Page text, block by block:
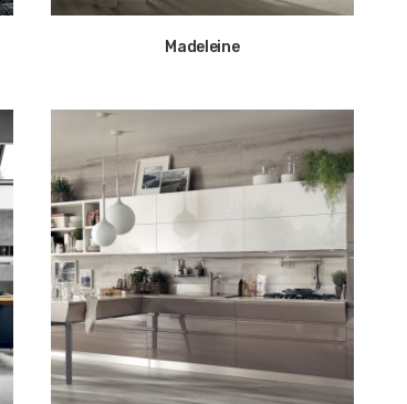
Madeleine